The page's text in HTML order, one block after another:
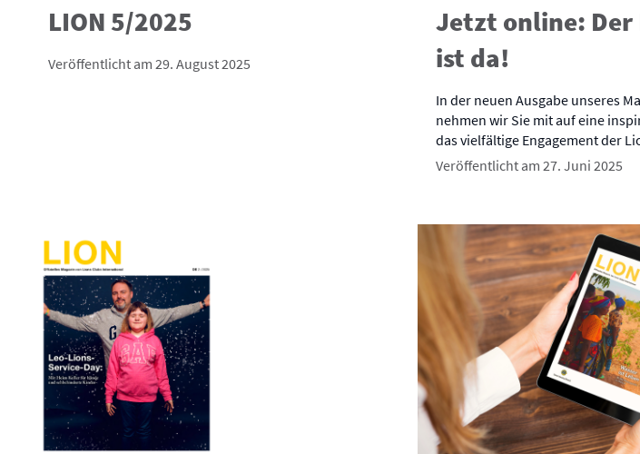
LION 5/2025
Veröffentlicht am 29. August 2025
Jetzt online: Der
ist da!
In der neuen Ausgabe unseres
nehmen wir Sie mit auf eine
das vielfältige Engagement der
Veröffentlicht am 27. Juni 2025